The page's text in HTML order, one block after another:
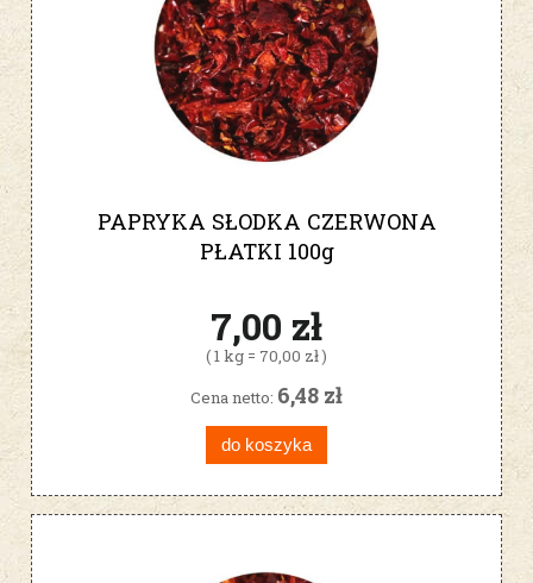
PAPRYKA SŁODKA CZERWONA
PŁATKI 100g
7,00 zł
( 1 kg = 70,00 zł )
Cena netto: 6,48 zł
do koszyka